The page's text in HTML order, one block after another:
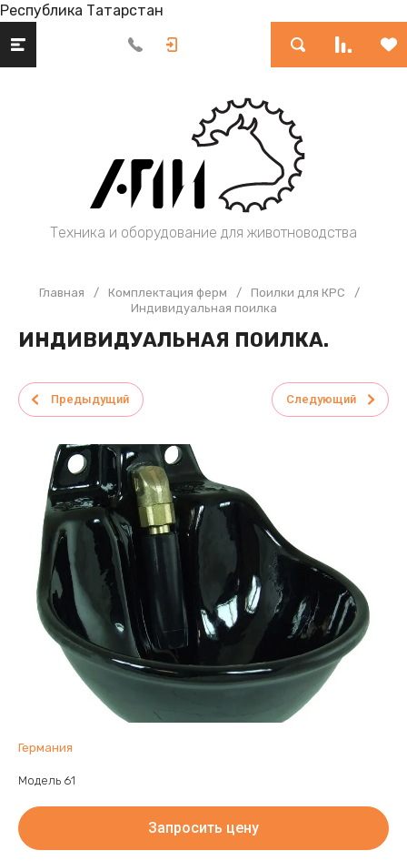
Республика Татарстан
Техника и оборудование для животноводства
Главная / Комплектация ферм / Поилки для КРС
/
Индивидуальная поилка
ИНДИВИДУАЛЬНАЯ ПОИЛКА.
Предыдущий Следующий
Германия
Модель 61
Запросить цену